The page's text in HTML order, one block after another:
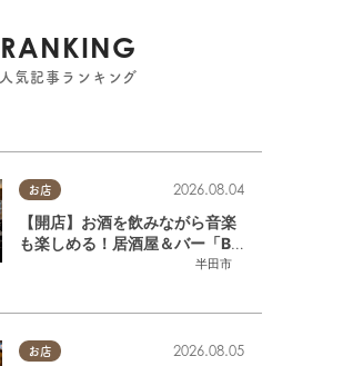
RANKING
人気記事ランキング
お店
半田市
2026.08.04
【開店】お酒を飲みながら音楽
も楽しめる！居酒屋＆バー「BL
OOMY（ブルーミー）」が7/3
お店 2026.08.05